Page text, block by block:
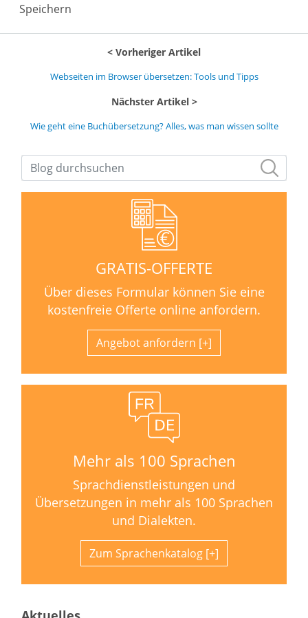
Speichern
Vorheriger Artikel
Webseiten im Browser übersetzen: Tools und Tipps
Nächster Artikel
Wie geht eine Buchübersetzung? Alles, was man wissen sollte
GRATIS-OFFERTE
Über dieses Formular können Sie eine
kostenfreie Offerte online anfordern.
Angebot anfordern
Mehr als 100 Sprachen
Sprachdienstleistungen und
Übersetzungen in mehr als 100 Sprachen
und Dialekten.
Zum Sprachenkatalog